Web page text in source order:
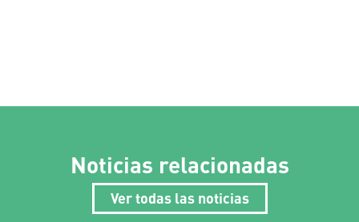
Noticias relacionadas
Ver todas las noticias